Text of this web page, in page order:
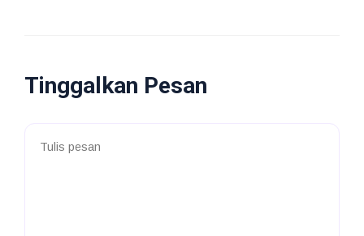
Tinggalkan Pesan